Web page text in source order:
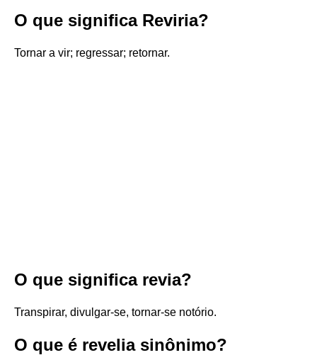
O que significa Reviria?
Tornar a vir; regressar; retornar.
O que significa revia?
Transpirar, divulgar-se, tornar-se notório.
O que é revelia sinônimo?